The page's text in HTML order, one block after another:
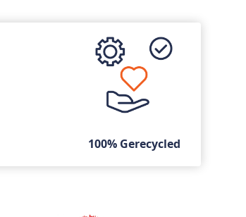
100% Gerecycled